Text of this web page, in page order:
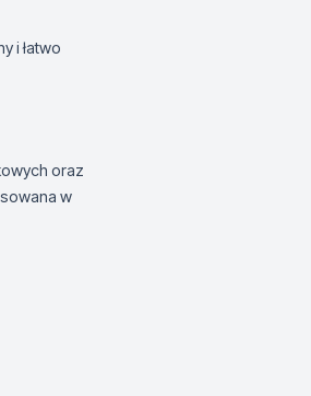
i łatwo
oraz
w